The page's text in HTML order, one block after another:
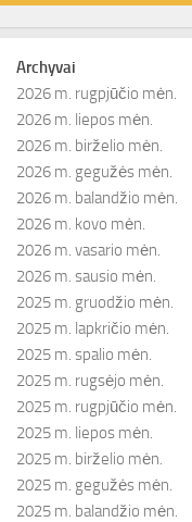
Archyvai
2026 m. rugpjūčio mėn.
2026 m. liepos mėn.
2026 m. birželio mėn.
2026 m. gegužės mėn.
2026 m. balandžio mėn.
2026 m. kovo mėn.
2026 m. vasario mėn.
2026 m. sausio mėn.
2025 m. gruodžio mėn.
2025 m. lapkričio mėn.
2025 m. spalio mėn.
2025 m. rugsėjo mėn.
2025 m. rugpjūčio mėn.
2025 m. liepos mėn.
2025 m. birželio mėn.
2025 m. gegužės mėn.
2025 m. balandžio mėn.